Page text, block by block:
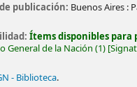
publicación: Buenos Aires :
Ítems disponibles para
General de la Nación (1)
- Biblioteca.